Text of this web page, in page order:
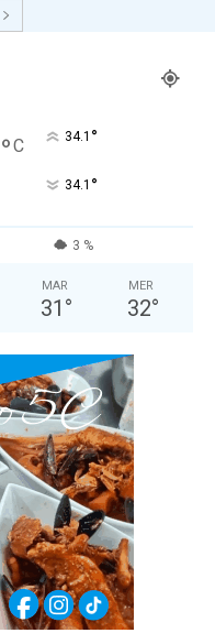
°C 34.1 °
34.1 °
3 %
MAR
31 °
MER
32°